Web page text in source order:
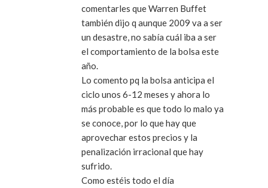
comentarles que Warren Buffet
también dijo q aunque 2009 va a ser
un desastre, no sabía cuál iba a ser
el comportamiento de la bolsa este
año.
Lo comento pq la bolsa anticipa el
ciclo unos 6-12 meses y ahora lo
más probable es que todo lo malo ya
se conoce, por lo que hay que
aprovechar estos precios y la
penalización irracional que hay
sufrido.
Como estéis todo el día